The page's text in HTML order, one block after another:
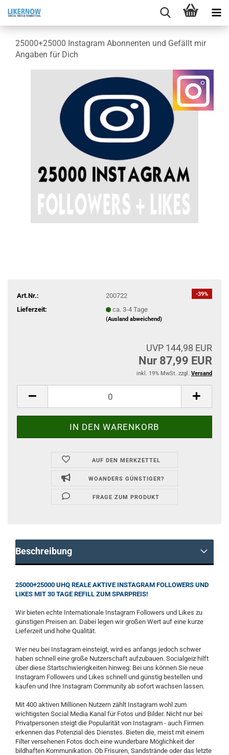
25000+25000 In­sta­gram Abon­nen­ten und Ge­fällt mir
An­ga­ben für Dich
-39%
Art.Nr.:
200722
Lieferzeit:
ca. 3-4 Tage
(Ausland abweichend)
UVP 144,98 EUR
Nur 87,99 EUR
inkl. 19% MwSt. zzgl. Versand
AUF DEN MERKZETTEL
WOANDERS GÜNSTIGER?
FRAGE ZUM PRODUKT
Beschreibung
25000+25000 UHQ REALE AKTIVE INSTAGRAM FOLLOWERS UND
LIKES MIT 30 TAGE REFILL ZUM SPARPREIS!
Wir bieten echte Internationale Instagram Followers und Likes zu
günstigen Preisen an. Dabei legen wir großen Wert auf eine kurze
Lieferzeit und hohe Qualität.
Wer neu bei Instagram einsteigt, wird es anfangs jedoch schwer
haben schnell eine große Nutzerschaft aufzubauen. Socialgeiz hilft
über diese Startschwierigkeiten hinweg: Bei uns können Sie neue
Instagram Followers und Likes schnell und günstig bestellen und
kaufen und Ihre Instagram Community ab sofort wachsen lassen.
Mit 400 aktiven Millionen Nutzern zählt Instagram wohl zum
wichtigsten Social Media Kanal für Fotos und Bilder. Nicht nur bei
Privatpersonen steigt die Popularität von Instagram - auch Firmen
erkennen das Potenzial des Dienstes. Bieten die, meist mit einem
Filter versehenen Fotos doch eine wunderbare Möglichkeit der
bildhaften Kommunikation. Ob Frisuren, Sandstrände oder das letzte